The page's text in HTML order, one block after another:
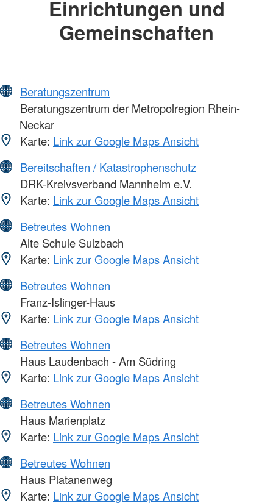
Einrichtungen und
Gemeinschaften
Beratungszentrum
Beratungszentrum der Metropolregion Rhein-
Neckar
Karte: Link zur Google Maps Ansicht
Bereitschaften / Katastrophenschutz
DRK-Kreivsverband Mannheim e.V.
Karte: Link zur Google Maps Ansicht
Betreutes Wohnen
Alte Schule Sulzbach
Karte: Link zur Google Maps Ansicht
Betreutes Wohnen
Franz-Islinger-Haus
Karte: Link zur Google Maps Ansicht
Betreutes Wohnen
Haus Laudenbach - Am Südring
Karte: Link zur Google Maps Ansicht
Betreutes Wohnen
Haus Marienplatz
Karte: Link zur Google Maps Ansicht
Betreutes Wohnen
Haus Platanenweg
Karte: Link zur Google Maps Ansicht